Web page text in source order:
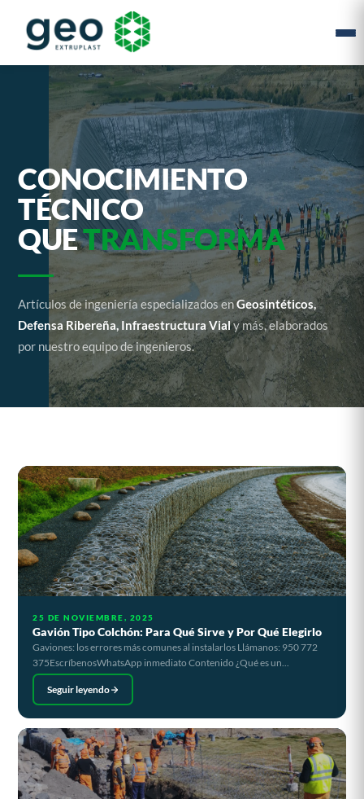
CONOCIMIENTO
TÉCNICO
QUETRANSFORMA
Artículos de ingeniería especializados enGeosintéticos,
Defensa Ribereña, Infraestructura Vialy más, elaborados
por nuestro equipo de ingenieros.
25 DE NOVIEMBRE, 2025
Gavión Tipo Colchón: Para Qué Sirve y Por Qué Elegirlo
Gaviones: los errores más comunes al instalarlos Llámanos: 950 772
375EscríbenosWhatsApp inmediato Contenido ¿Qué es un...
Seguir leyendo